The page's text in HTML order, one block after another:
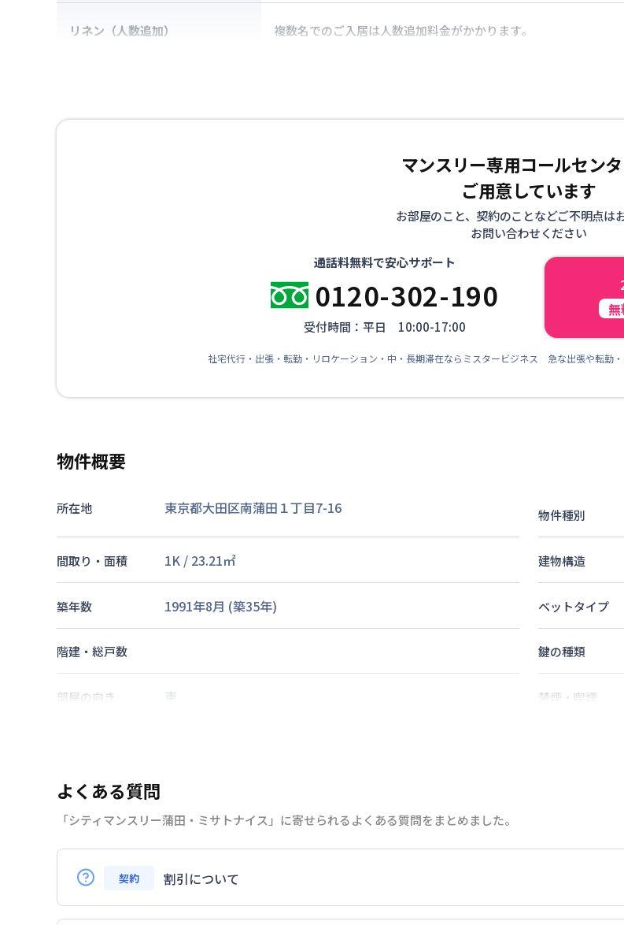
リネン（人数追加） 複数名でのご入居は人数追加料金がかかります。
マンスリー専用コールセン
ご用意しています
お部屋のこと、契約のことなどご不明点は
お問い合わせください
通話料無料で安心サポート
0120-302-190
受付時間：平日 10:00-17:00
無
社宅代行・出張・転勤・リロケーション・中・長期滞在ならミスタービジネス 急な出張や転勤
物件概要
所在地 東京都大田区南蒲田１丁目7-16 物件種別
間取り・面積 1K / 23.21㎡ 建物構造
築年数 1991年8月 (築35年) ベットタイプ
階建・総戸数 鍵の種類
部屋の向き 東 禁煙・喫煙
駐車場 なし
情報更新日 2026年7月24日
よくある質問
「シティマンスリー蒲田・ミサトナイス」に寄せられるよくある質問をまとめました。
契約
割引について
Q.リピーターの場合、割引はありますか？